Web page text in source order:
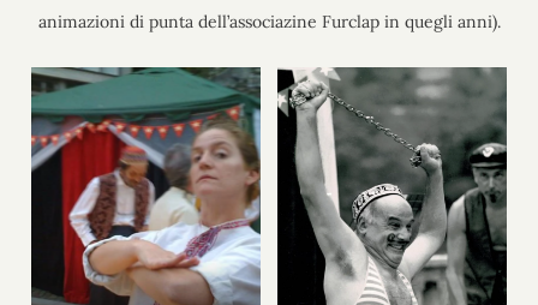
animazioni di punta dell’associazine Furclap in quegli anni).